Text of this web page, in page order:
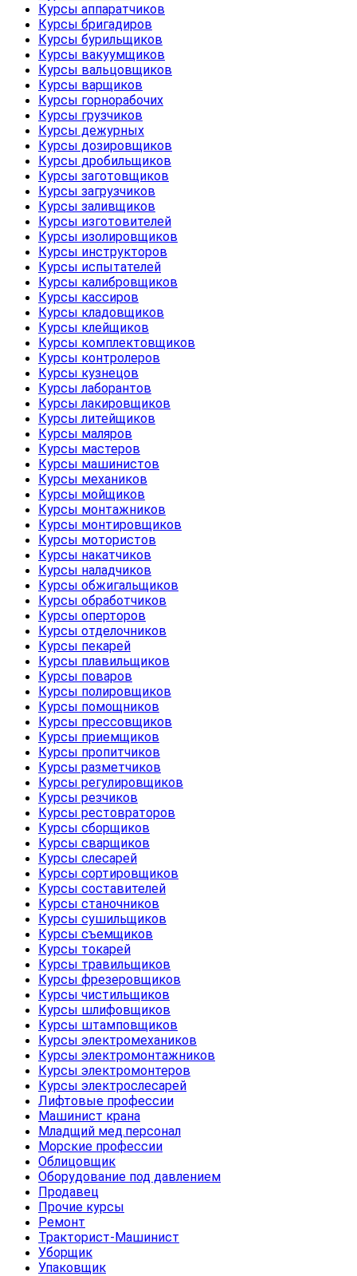
Курсы аппаратчиков
Курсы бригадиров
Курсы бурильщиков
Курсы вакуумщиков
Курсы вальцовщиков
Курсы варщиков
Курсы горнорабочих
Курсы грузчиков
Курсы дежурных
Курсы дозировщиков
Курсы дробильщиков
Курсы заготовщиков
Курсы загрузчиков
Курсы заливщиков
Курсы изготовителей
Курсы изолировщиков
Курсы инструкторов
Курсы испытателей
Курсы калибровщиков
Курсы кассиров
Курсы кладовщиков
Курсы клейщиков
Курсы комплектовщиков
Курсы контролеров
Курсы кузнецов
Курсы лаборантов
Курсы лакировщиков
Курсы литейщиков
Курсы маляров
Курсы мастеров
Курсы машинистов
Курсы механиков
Курсы мойщиков
Курсы монтажников
Курсы монтировщиков
Курсы мотористов
Курсы накатчиков
Курсы наладчиков
Курсы обжигальщиков
Курсы обработчиков
Курсы оперторов
Курсы отделочников
Курсы пекарей
Курсы плавильщиков
Курсы поваров
Курсы полировщиков
Курсы помощников
Курсы прессовщиков
Курсы приемщиков
Курсы пропитчиков
Курсы разметчиков
Курсы регулировщиков
Курсы резчиков
Курсы рестовраторов
Курсы сборщиков
Курсы сварщиков
Курсы слесарей
Курсы сортировщиков
Курсы составителей
Курсы станочников
Курсы сушильщиков
Курсы съемщиков
Курсы токарей
Курсы травильщиков
Курсы фрезеровщиков
Курсы чистильщиков
Курсы шлифовщиков
Курсы штамповщиков
Курсы электромехаников
Курсы электромонтажников
Курсы электромонтеров
Курсы электрослесарей
Лифтовые профессии
Машинист крана
Младщий мед.персонал
Морские профессии
Облицовщик
Оборудование под давлением
Продавец
Прочие курсы
Ремонт
Тракторист-Машинист
Уборщик
Упаковщик